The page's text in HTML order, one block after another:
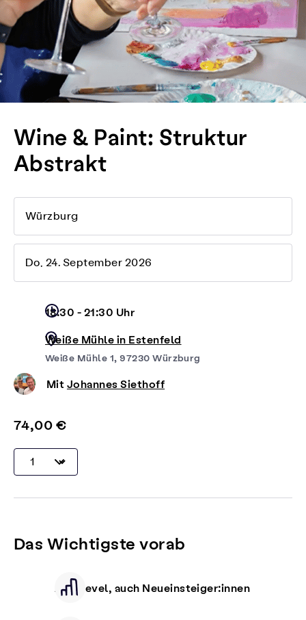
Wine & Paint: Struktur
Abstrakt
Würzburg
Do, 24. September 2026
18:30 - 21:30 Uhr
Weiße Mühle in Estenfeld
Weiße Mühle 1, 97230 Würzburg
Mit Johannes Siethoff
74,00 €
Das Wichtigste vorab
Alle Level, auch Neueinsteiger:innen